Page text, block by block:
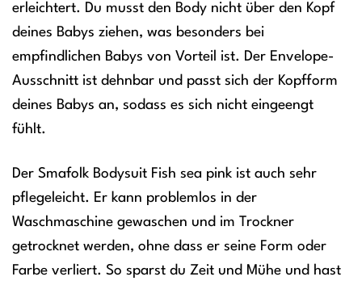
erleichtert. Du musst den Body nicht über den Kopf
deines Babys ziehen, was besonders bei
empfindlichen Babys von Vorteil ist. Der Envelope-
Ausschnitt ist dehnbar und passt sich der Kopfform
deines Babys an, sodass es sich nicht eingeengt
fühlt.
Der Smafolk Bodysuit Fish sea pink ist auch sehr
pflegeleicht. Er kann problemlos in der
Waschmaschine gewaschen und im Trockner
getrocknet werden, ohne dass er seine Form oder
Farbe verliert. So sparst du Zeit und Mühe und hast